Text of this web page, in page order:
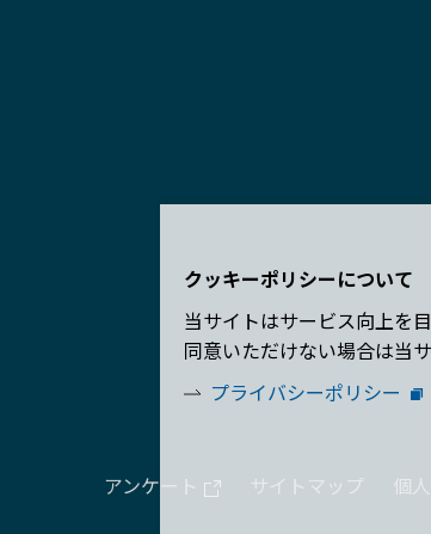
クッキーポリシーについて
当サイトはサービス向上を
同意いただけない場合は当
プライバシーポリシー
アンケート サイトマップ 個